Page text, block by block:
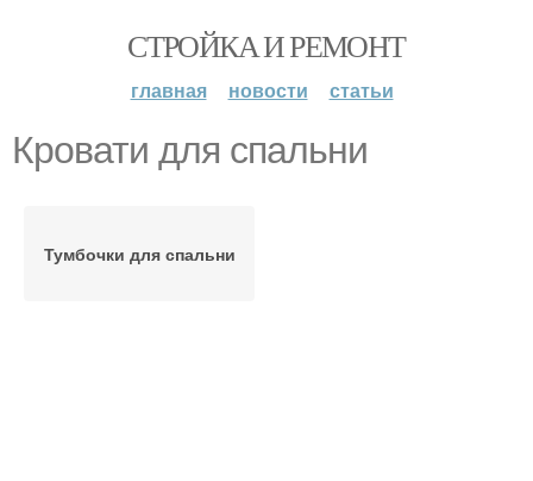
СТРОЙКА И РЕМОНТ
главная новости статьи
Кровати для спальни
Тумбочки для спальни